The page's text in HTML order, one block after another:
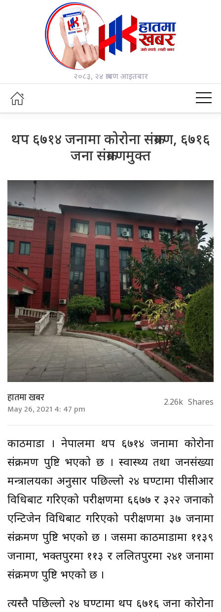
२०८३, २४ श्रावण आइतबार
थप ६७१४ जनामा कोरोना संक्रमण, ६७१६
जना संक्रमणमुक्त
हातमा खबर
May 26, 2021 4: 47 pm 2.26k Shares
काठमाडौं । नेपालमा थप ६७१४ जनामा कोरोना
संक्रमण पुष्टि भएको छ । स्वास्थ्य तथा जनसंख्या
मन्त्रालयका अनुसार पछिल्लो २४ घण्टामा पीसीआर
विधिबाट गरिएको परीक्षणमा ६६७७ र ३२२ जनाको
एन्टिजेन विधिबाट गरिएको परीक्षणमा ३७ जनामा
संक्रमण पुष्टि भएको छ । जसमा काठमाडौंमा ११३९
जनामा, भक्तपुरमा ११३ र ललितपुरमा २४१ जनामा
संक्रमण पुष्टि भएको छ ।
त्यस्तै पछिल्लो २४ घण्टामा थप ६७१६ जना कोरोना